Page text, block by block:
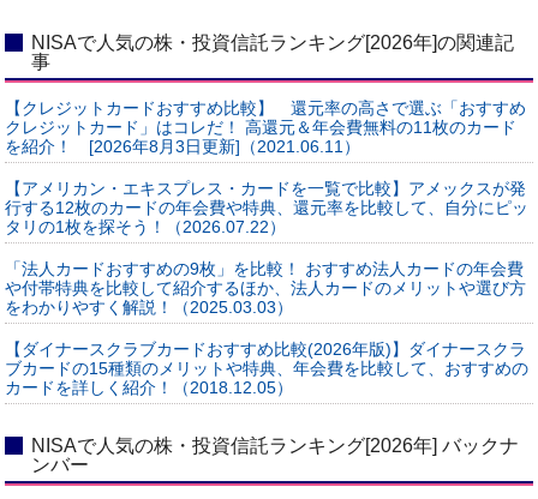
NISAで人気の株・投資信託ランキング[2026年]の関連記
事
【クレジットカードおすすめ比較】 還元率の高さで選ぶ「おすすめ
クレジットカード」はコレだ！ 高還元＆年会費無料の11枚のカード
を紹介！ [2026年8月3日更新]（2021.06.11）
【アメリカン・エキスプレス・カードを一覧で比較】アメックスが発
行する12枚のカードの年会費や特典、還元率を比較して、自分にピッ
タリの1枚を探そう！（2026.07.22）
「法人カードおすすめの9枚」を比較！ おすすめ法人カードの年会費
や付帯特典を比較して紹介するほか、法人カードのメリットや選び方
をわかりやすく解説！（2025.03.03）
【ダイナースクラブカードおすすめ比較(2026年版)】ダイナースクラ
ブカードの15種類のメリットや特典、年会費を比較して、おすすめの
カードを詳しく紹介！（2018.12.05）
NISAで人気の株・投資信託ランキング[2026年] バックナ
ンバー